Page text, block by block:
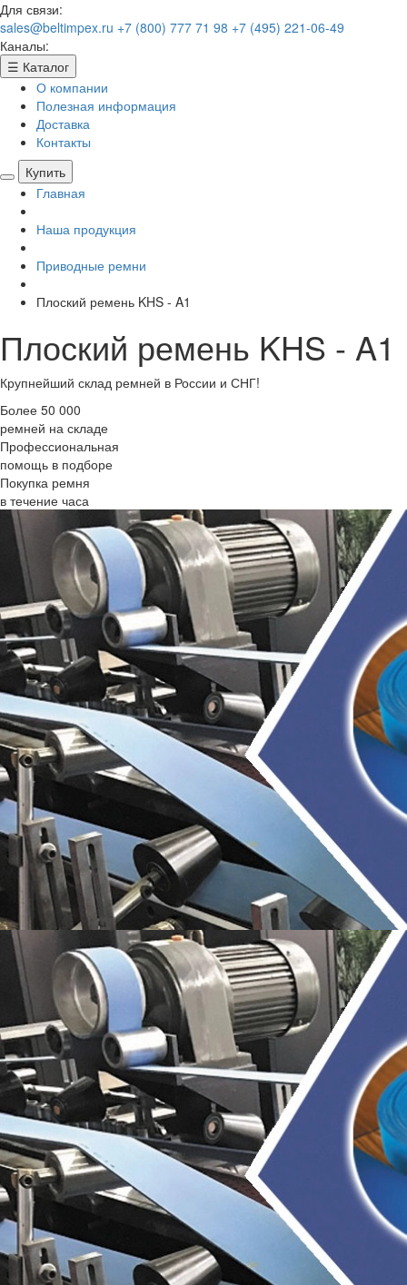
Для связи:
sales@beltimpex.ru +7 (800) 777 71 98 +7 (495) 221-06-49
Каналы:
☰ Каталог
О компании
Полезная информация
Доставка
Контакты
Купить
Главная
Наша продукция
Приводные ремни
Плоский ремень KHS - A1
Плоский ремень KHS - A1
Крупнейший склад ремней в России и СНГ!
Более 50 000
ремней на складе
Профессиональная
помощь в подборе
Покупка ремня
в течение часа